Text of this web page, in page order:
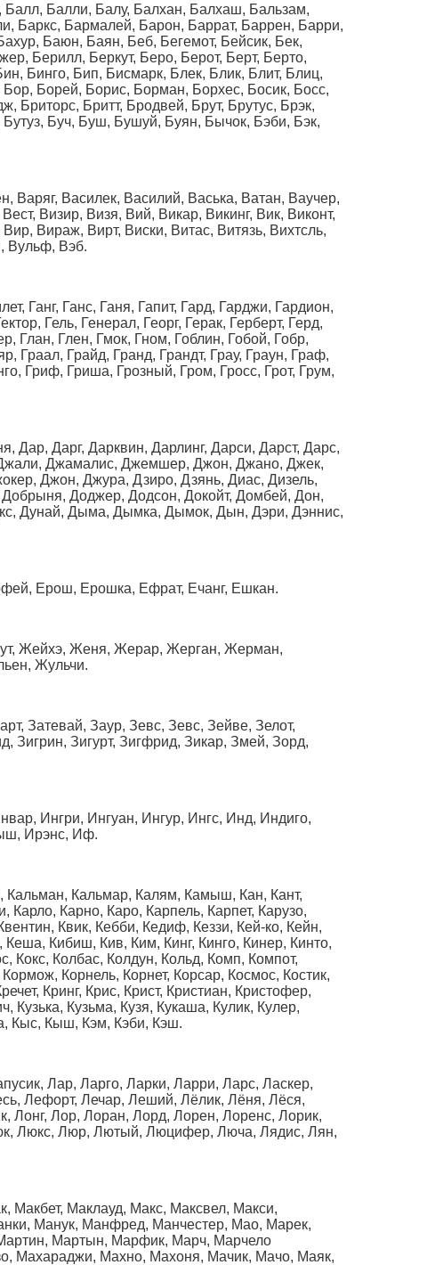
Балл, Балли, Балу, Балхан, Балхаш, Бальзам,
Баркс, Бармалей, Барон, Баррат, Баррен, Барри,
Баюн, Баян, Беб, Бегемот, Бейсик, Бек,
Берилл, Беркут, Беро, Берот, Берт, Берто,
Бинго, Бип, Бисмарк, Блек, Блик, Блит, Блиц,
Борей, Борис, Борман, Борхес, Босик, Босс,
Бриторс, Бритт, Бродвей, Брут, Брутус, Брэк,
Буч, Буш, Бушуй, Буян, Бычок, Бэби, Бэк,
Варяг, Василек, Василий, Васька, Ватан, Ваучер,
Визир, Визя, Вий, Викар, Викинг, Вик, Виконт,
Вираж, Вирт, Виски, Витас, Витязь, Вихтсль,
Вульф, Вэб.
Ганг, Ганс, Ганя, Гапит, Гард, Гарджи, Гардион,
Гель, Генерал, Георг, Герак, Герберт, Герд,
Глан, Глен, Гмок, Гном, Гоблин, Гобой, Гобр,
Граал, Грайд, Гранд, Грандт, Грау, Граун, Граф,
Гриф, Гриша, Грозный, Гром, Гросс, Грот, Грум,
Дарг, Дарквин, Дарлинг, Дарси, Дарст, Дарс,
Джамалис, Джемшер, Джон, Джано, Джек,
Джон, Джура, Дзиро, Дзянь, Диас, Дизель,
Доджер, Додсон, Докойт, Домбей, Дон,
Дунай, Дыма, Дымка, Дымок, Дын, Дэри, Дэннис,
Ерош, Ерошка, Ефрат, Ечанг, Ешкан.
Жейхэ, Женя, Жерар, Жерган, Жерман,
Жульчи.
Затевай, Заур, Зевс, Зевс, Зейве, Зелот,
Зигрин, Зигурт, Зигфрид, Зикар, Змей, Зорд,
Ингри, Ингуан, Ингур, Ингс, Инд, Индиго,
Ирэнс, Иф.
Кальман, Кальмар, Калям, Камыш, Кан, Кант,
Карло, Карно, Каро, Карпель, Карпет, Карузо,
Квик, Кебби, Кедиф, Кеззи, Кей-ко, Кейн,
Кеша, Кибиш, Кив, Ким, Кинг, Кинго, Кинер, Кинто,
Кокс, Колбас, Колдун, Кольд, Комп, Компот,
Корнель, Корнет, Корсар, Космос, Костик,
Кринг, Крис, Крист, Кристиан, Кристофер,
Кузька, Кузьма, Кузя, Кукаша, Кулик, Кулеp,
Кыс, Кыш, Кэм, Кэби, Кэш.
Лар, Ларго, Ларки, Ларри, Ларс, Ласкер,
Лефорт, Лечар, Леший, Лёлик, Лёня, Лёся,
Лонг, Лор, Лоран, Лорд, Лорен, Лоренс, Лорик,
Люкс, Люр, Лютый, Люцифер, Люча, Лядис, Лян,
Маклауд, Макс, Максвел, Макси,
Манук, Манфред, Манчестер, Мао, Марек,
Мартын, Марфик, Марч, Марчело
Махараджи, Махно, Махоня, Мачик, Мачо, Маяк,